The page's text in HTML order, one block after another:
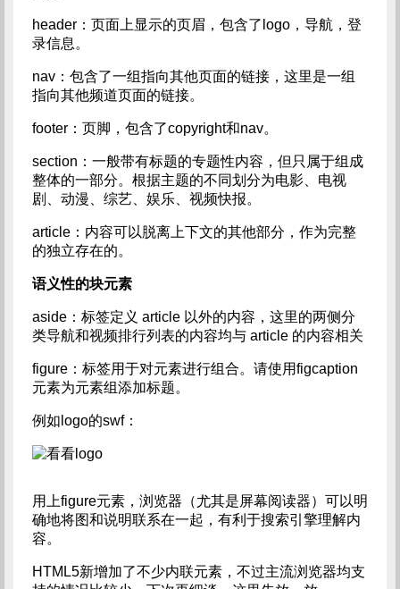
header：页面上显示的页眉，包含了logo，导航，登
录信息。
nav：包含了一组指向其他页面的链接，这里是一组
指向其他频道页面的链接。
footer：页脚，包含了copyright和nav。
section：一般带有标题的专题性内容，但只属于组成
整体的一部分。根据主题的不同划分为电影、电视
剧、动漫、综艺、娱乐、视频快报。
article：内容可以脱离上下文的其他部分，作为完整
的独立存在的。
语义性的块元素
aside：标签定义 article 以外的内容，这里的两侧分
类导航和视频排行列表的内容均与 article 的内容相关
figure：标签用于对元素进行组合。请使用figcaption
元素为元素组添加标题。
例如logo的swf：
用上figure元素，浏览器（尤其是屏幕阅读器）可以明
确地将图和说明联系在一起，有利于搜索引擎理解内
容。
HTML5新增加了不少内联元素，不过主流浏览器均支